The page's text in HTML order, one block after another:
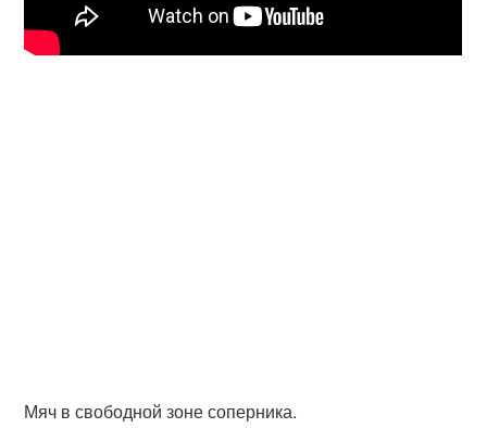
Мяч в свободной зоне соперника.